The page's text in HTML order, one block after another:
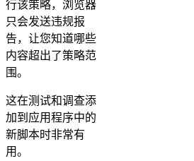
行该策略，浏览器
只会发送违规报
告，让您知道哪些
内容超出了策略范
围。
这在测试和调查添
加到应用程序中的
新脚本时非常有
用。